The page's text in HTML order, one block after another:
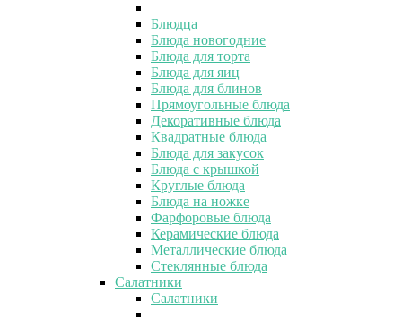
Блюдца
Блюда новогодние
Блюда для торта
Блюда для яиц
Блюда для блинов
Прямоугольные блюда
Декоративные блюда
Квадратные блюда
Блюда для закусок
Блюда с крышкой
Круглые блюда
Блюда на ножке
Фарфоровые блюда
Керамические блюда
Металлические блюда
Стеклянные блюда
Салатники
Салатники